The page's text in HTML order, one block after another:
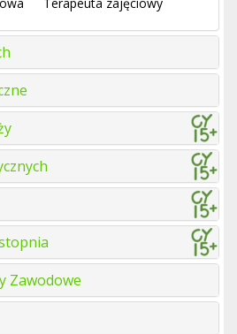
Terapeuta zajęciowy
Zawodowe